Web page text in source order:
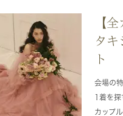
【
タキ
ト
会場の
1着を
カップ